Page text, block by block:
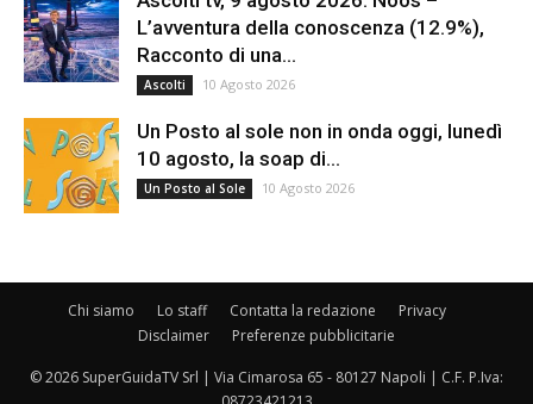
L’avventura della conoscenza (12.9%),
Racconto di una...
Ascolti 10 Agosto 2026
Un Posto al sole non in onda oggi, lunedì
10 agosto, la soap di...
Un Posto al Sole 10 Agosto 2026
Chi siamo Lo staff Contatta la redazione
Privacy
Disclaimer
Preferenze pubblicitarie
© 2026 SuperGuidaTV Srl | Via Cimarosa 65 - 80127 Napoli | C.F. P.Iva: